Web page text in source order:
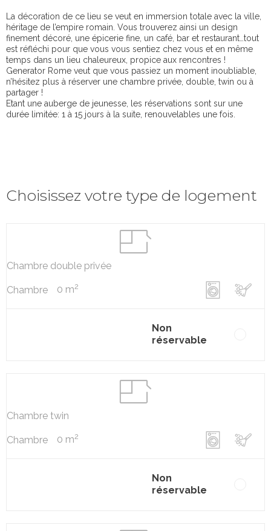
La décoration de ce lieu se veut en immersion totale avec la ville,
héritage de l’empire romain. Vous trouverez ainsi un design
finement décoré, une épicerie fine, un café, bar et restaurant…tout
est réfléchi pour que vous vous sentiez chez vous et en même
temps dans un lieu chaleureux, propice aux rencontres !
Generator Rome veut que vous passiez un moment inoubliable,
n’hésitez plus à réserver une chambre privée, double, twin ou à
partager !
Etant une auberge de jeunesse, les réservations sont sur une
durée limitée: 1 à 15 jours à la suite, renouvelables une fois.
Choisissez votre type de logement
Chambre double privée
Chambre 0 m2
Non
réservable
Chambre twin
Chambre 0 m2
Non
réservable